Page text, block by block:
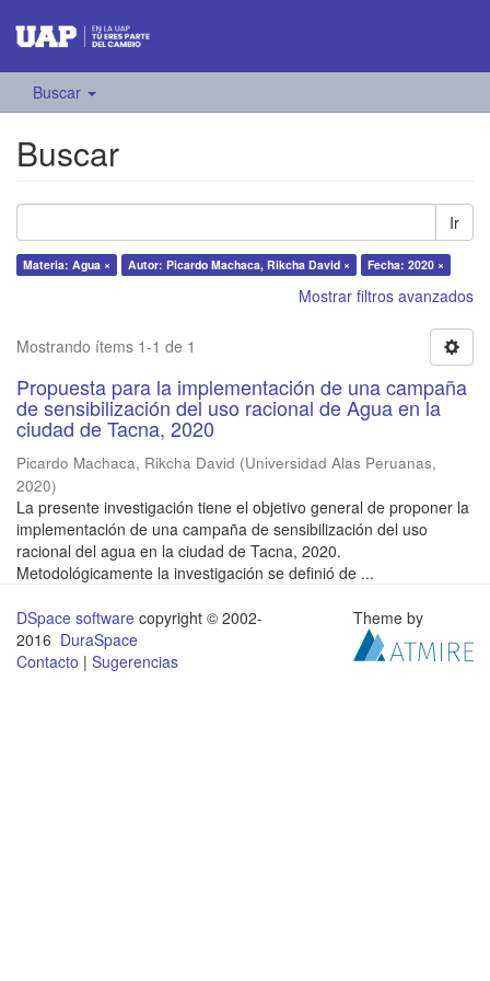
Buscar
Buscar
Ir
Materia: Agua × Autor: Picardo Machaca, Rikcha David × Fecha: 2020 ×
Mostrar filtros avanzados
Mostrando ítems 1-1 de 1
Propuesta para la implementación de una campaña
de sensibilización del uso racional de Agua en la
ciudad de Tacna, 2020
Picardo Machaca, Rikcha David (Universidad Alas Peruanas,
2020)
La presente investigación tiene el objetivo general de proponer la
implementación de una campaña de sensibilización del uso
racional del agua en la ciudad de Tacna, 2020.
Metodológicamente la investigación se definió de ...
DSpace software copyright © 2002-
2016 DuraSpace
Contacto | Sugerencias
Theme by